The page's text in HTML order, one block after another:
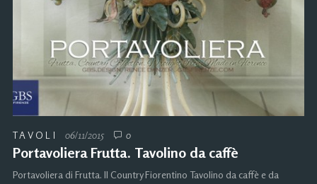
TAVOLI 06/11/2015 0
Portavoliera Frutta. Tavolino da caffè
Portavoliera di Frutta. Il Country Fiorentino Tavolino da caffè e da